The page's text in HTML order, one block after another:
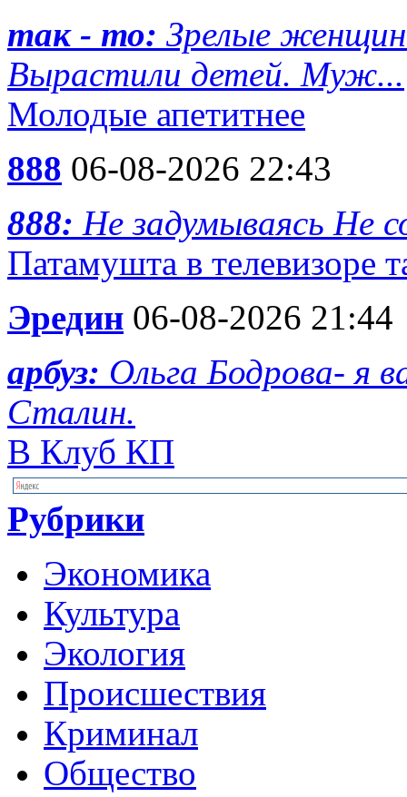
так - то: Зрелые
Вырастили детей. Муж...
Молодые апетитнее
888 06-08-2026 22:43
888: Не задумываясь Не
Патамушта в телевизоре
Эредин 06-08-2026 21:44
арбуз: Ольга Бодрова- я
Сталин.
В Клуб КП
Рубрики
Экономика
Культура
Экология
Происшествия
Криминал
Общество